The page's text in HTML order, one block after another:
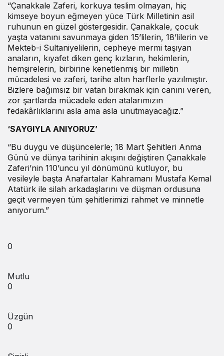
“Çanakkale Zaferi, korkuya teslim olmayan, hiç
kimseye boyun eğmeyen yüce Türk Milletinin asil
ruhunun en güzel göstergesidir. Çanakkale, çocuk
yaşta vatanını savunmaya giden 15’lilerin, 18’lilerin ve
Mekteb-i Sultaniyelilerin, cepheye mermi taşıyan
anaların, kıyafet diken genç kızların, hekimlerin,
hemşirelerin, birbirine kenetlenmiş bir milletin
mücadelesi ve zaferi, tarihe altın harflerle yazılmıştır.
Bizlere bağımsız bir vatan bırakmak için canını veren,
zor şartlarda mücadele eden atalarımızın
fedakârlıklarını asla ama asla unutmayacağız.”
‘SAYGIYLA ANIYORUZ’
“Bu duygu ve düşüncelerle; 18 Mart Şehitleri Anma
Günü ve dünya tarihinin akışını değiştiren Çanakkale
Zaferi’nin 110’uncu yıl dönümünü kutluyor, bu
vesileyle başta Anafartalar Kahramanı Mustafa Kemal
Atatürk ile silah arkadaşlarını ve düşman ordusuna
geçit vermeyen tüm şehitlerimizi rahmet ve minnetle
anıyorum.”
0
Mutlu
0
Üzgün
0